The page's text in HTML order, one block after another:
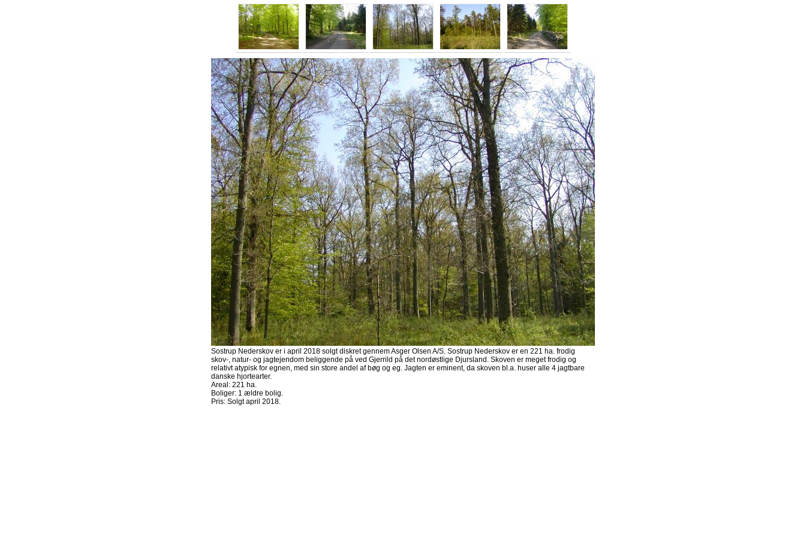
Sostrup Nederskov er i april 2018 solgt diskret gennem Asger Olsen A/S. Sostrup Nederskov er en 221 ha. frodig
skov-, natur- og jagtejendom beliggende på ved Gjerrild på det nordøstlige Djursland. Skoven er meget frodig og
relativt atypisk for egnen, med sin store andel af bøg og eg. Jagten er eminent, da skoven bl.a. huser alle 4 jagtbare
danske hjortearter.
Areal: 221 ha.
Boliger: 1 ældre bolig.
Pris: Solgt april 2018.